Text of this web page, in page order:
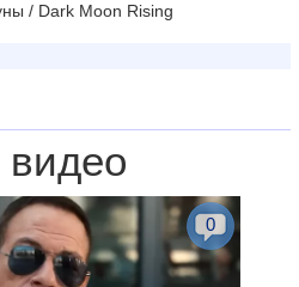
/ Dark Moon Rising
0